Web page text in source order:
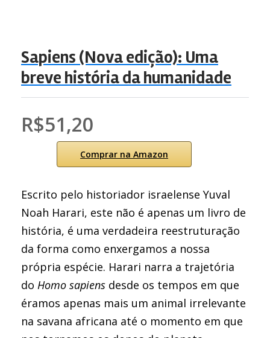
Sapiens (Nova edição): Uma
breve história da humanidade
R$51,20
Comprar na Amazon
Escrito pelo historiador israelense Yuval
Noah Harari, este não é apenas um livro de
história, é uma verdadeira reestruturação
da forma como enxergamos a nossa
própria espécie. Harari narra a trajetória
do Homo sapiens desde os tempos em que
éramos apenas mais um animal irrelevante
na savana africana até o momento em que